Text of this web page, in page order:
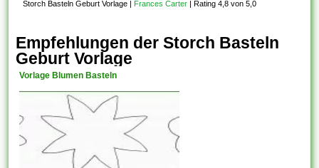
Storch Basteln Geburt Vorlage | Frances Carter |Rating 4,8 von 5,0
Empfehlungen der Storch Basteln
Geburt Vorlage
Vorlage Blumen Basteln